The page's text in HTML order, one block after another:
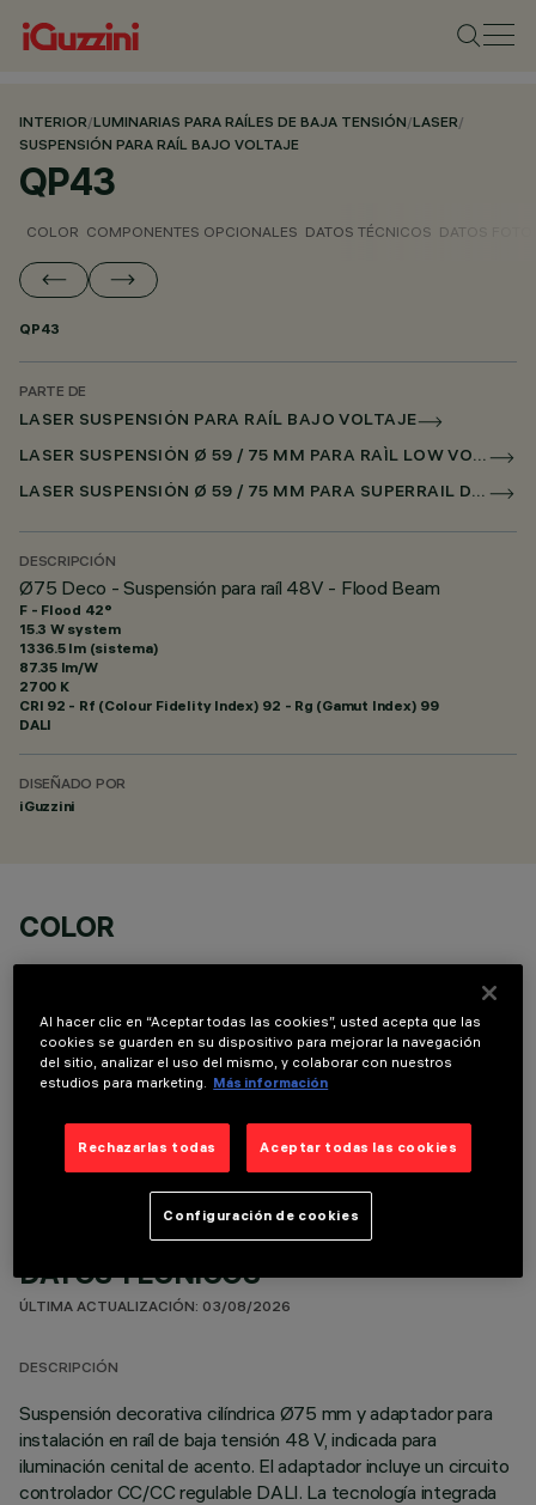
INTERIOR/LUMINARIAS PARA RAÍLES DE BAJA TENSIÓN/LASER/
SUSPENSIÓN PARA RAÍL BAJO VOLTAJE
QP43
COLOR COMPONENTES OPCIONALES DATOS TÉCNICOS DATOS
QP43
PARTE DE
LASER SUSPENSIÓN PARA RAÍL BAJO VOLTAJE
LASER SUSPENSIÓN Ø 59 / 75 MM PARA RAÌL LOW VOLTAGE DALI POWERLINE
LASER SUSPENSIÓN Ø 59 / 75 MM PARA SUPERRAIL DALI POWERLINE
DESCRIPCIÓN
Ø75 Deco - Suspensión para raíl 48V - Flood Beam
F - Flood 42°
15.3 W system
1336.5 lm (sistema)
87.35 lm/W
2700 K
CRI 92 - Rf (Colour Fidelity Index) 92 - Rg (Gamut Index) 99
DALI
DISEÑADO POR
iGuzzini
COLOR
COMPONENTES OPCIONALES
DATOS TÉCNICOS
ÚLTIMA ACTUALIZACIÓN: 03/08/2026
DESCRIPCIÓN
Suspensión decorativa cilíndrica Ø75 mm y adaptador para
instalación en raíl de baja tensión 48 V, indicada para
iluminación cenital de acento. El adaptador incluye un circuito
controlador CC/CC regulable DALI. La tecnología integrada
Al hacer clic en “Aceptar todas las cookies”, usted acepta que las
cookies se guarden en su dispositivo para mejorar la navegación
del sitio, analizar el uso del mismo, y colaborar con nuestros
estudios para marketing. Más información
Rechazarlas todas Aceptar todas las cookies
Configuración de cookies